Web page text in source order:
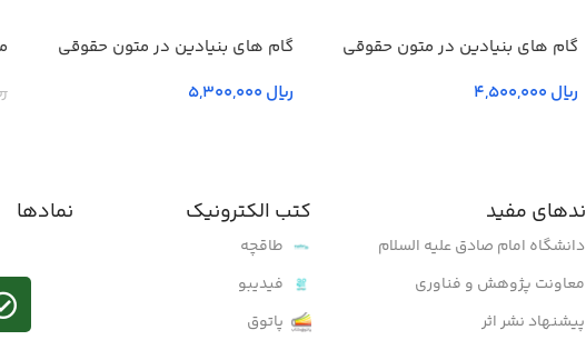
گام های بنیادین در متون حقوقي
ریال
گام های بنیادین در متون حقوقي
ریال
مفید
دانشگاه امام صادق علیه السلام
معاونت پژوهش و فناوری
پیشنهاد نشر اثر
کتب الکترونیک
طاقچه
فیدیبو
پاتوق
نمادها